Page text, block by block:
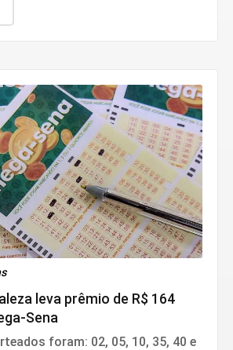
leva prêmio de R$ 164
Sena
foram: 02, 05, 10, 35, 40 e